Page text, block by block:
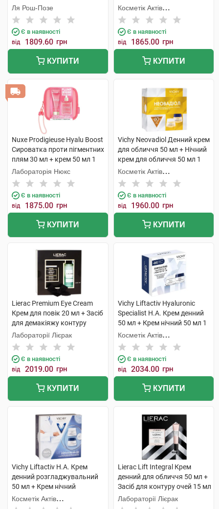
очищення шкіри 150 мл +
подарунок 1 набір
Ля Рош-Позе
Є в наявності
від 1809.60 грн
КУПИТИ
нічний антивіковий 50 мл 1
набір
Косметік Актів
Інтернаціональ
Є в наявності
від 1865.00 грн
КУПИТИ
Nuxe Prodigieuse Hyalu Boost
Сироватка проти пігментних
плям 30 мл + крем 50 мл 1
набір
Лабораторія Нюкс
Є в наявності
від 1875.00 грн
КУПИТИ
Vichy Neovadiol Денний крем
для обличчя 50 мл + Нічний
крем для обличчя 50 мл 1
набір
Косметік Актів
Інтернаціональ
Є в наявності
від 1960.00 грн
КУПИТИ
Lierac Premium Eye Cream
Крем для повік 20 мл + Засіб
для демакіяжу контуру
очей100мл 1 набір
Лабораторії Лієрак
Є в наявності
від 2019.00 грн
КУПИТИ
Vichy Liftactiv Hyaluronic
Specialist H.A. Крем денний
50 мл + Крем нічний 50 мл 1
набір
Косметік Актів
Інтернаціональ
Є в наявності
від 2034.00 грн
КУПИТИ
Vichy Liftactiv H.A. Крем
денний розгладжувальний
50 мл + Крем нічний
розгладжувальний 50 мл 1
набір
Косметік Актів
Lierac Lift Integral Крем
денний для обличчя 50 мл +
Засіб для контуру очей 15 мл
1 набір
Лабораторії Лієрак